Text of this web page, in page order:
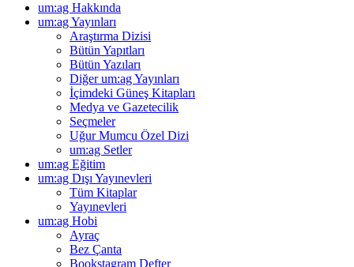
um:ag Hakkında
um:ag Yayınları
Araştırma Dizisi
Bütün Yapıtları
Bütün Yazıları
Diğer um:ag Yayınları
İçimdeki Güneş Kitapları
Medya ve Gazetecilik
Seçmeler
Uğur Mumcu Özel Dizi
um:ag Setler
um:ag Eğitim
um:ag Dışı Yayınevleri
Tüm Kitaplar
Yayınevleri
um:ag Hobi
Ayraç
Bez Çanta
Bookstagram Defter